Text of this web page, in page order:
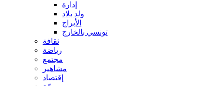
إدارة
ولد بلاد
الأبراج
تونسي بالخارج
ثقافة
رياضة
مجتمع
مشاهير
إقتصاد